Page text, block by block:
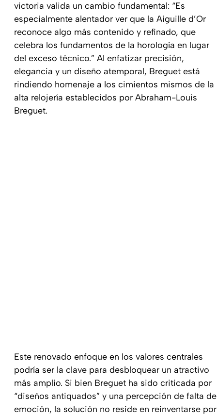
victoria valida un cambio fundamental: “Es
especialmente alentador ver que la Aiguille d’Or
reconoce algo más contenido y refinado, que
celebra los fundamentos de la horología en lugar
del exceso técnico.” Al enfatizar precisión,
elegancia y un diseño atemporal, Breguet está
rindiendo homenaje a los cimientos mismos de la
alta relojería establecidos por Abraham-Louis
Breguet.
Este renovado enfoque en los valores centrales
podría ser la clave para desbloquear un atractivo
más amplio. Si bien Breguet ha sido criticada por
“diseños antiquados” y una percepción de falta de
emoción, la solución no reside en reinventarse por